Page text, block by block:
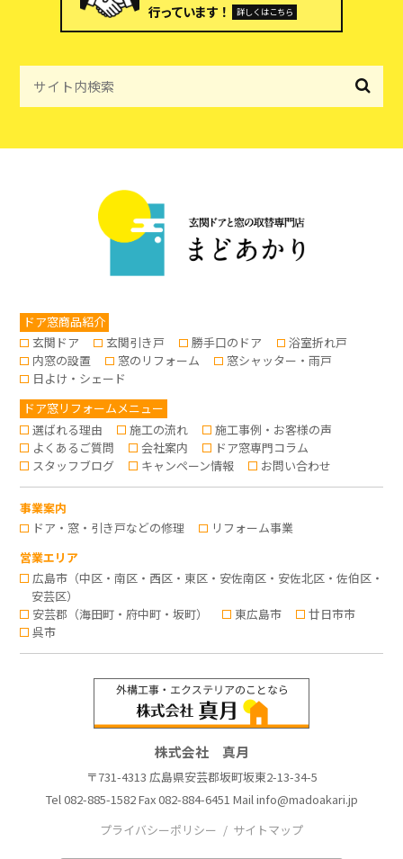
行っています！
詳しくはこちら
ドア窓商品紹介
玄関ドア
玄関引き戸 勝手口のドア
浴室折れ戸
内窓の設置
窓のリフォーム
窓シャッター・雨戸
日よけ・シェード
ドア窓リフォームメニュー
選ばれる理由
施工の流れ
施工事例・お客様の声
よくあるご質問
会社案内
ドア窓専門コラム
スタッフブログ
キャンペーン情報 お問い合わせ
事業案内
ドア・窓・引き戸などの修理
リフォーム事業
営業エリア
広島市（中区・南区・西区・東区・安佐南区・安佐北区・佐伯区・
安芸区）
安芸郡（海田町・府中町・坂町）
東広島市
廿日市市
呉市
株式会社 真月
〒731-4313 広島県安芸郡坂町坂東2-13-34-5
Tel082-885-1582Fax 082-884-6451 Mailinfo@madoakari.jp
プライバシーポリシー
サイトマップ